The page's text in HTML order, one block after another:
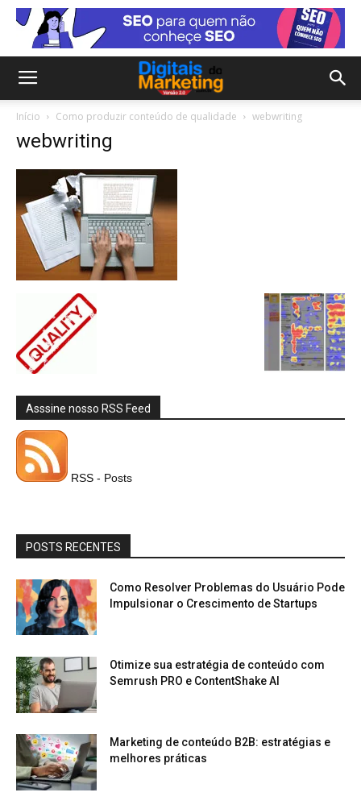
Início Como produzir conteúdo de qualidade webwriting
webwriting
Asssine nosso RSS Feed
RSS - Posts
POSTS RECENTES
Como Resolver Problemas do Usuário Pode
Impulsionar o Crescimento de Startups
Otimize sua estratégia de conteúdo com
Semrush PRO e ContentShake AI
Marketing de conteúdo B2B: estratégias e
melhores práticas